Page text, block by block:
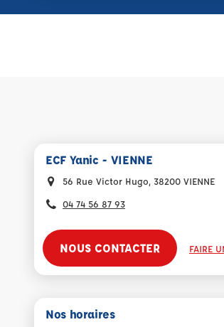
ECF Yanic - VIENNE
56 Rue Victor Hugo, 38200 VIENNE
04 74 56 87 93
NOUS CONTACTER FAIRE
Nos horaires